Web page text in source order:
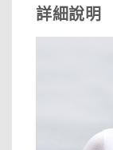
詳細說明